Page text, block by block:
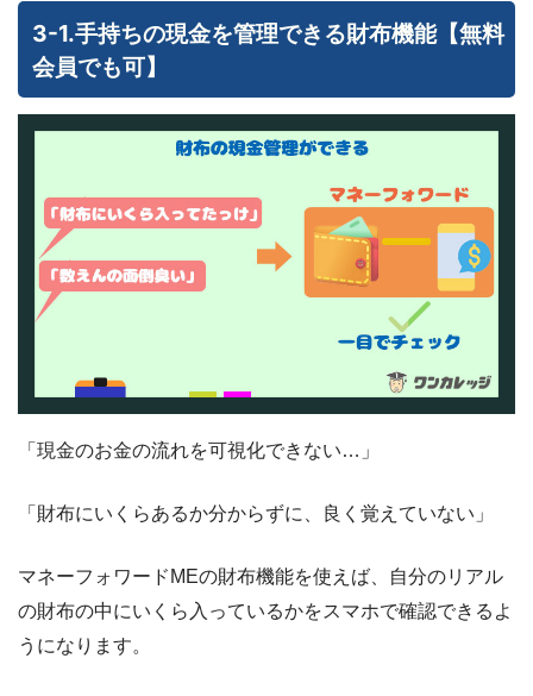
3-1.手持ちの現金を管理できる財布機能【無料
会員でも可】
「現金のお金の流れを可視化できない…」
「財布にいくらあるか分からずに、良く覚えていない」
マネーフォワードMEの財布機能を使えば、自分のリアル
の財布の中にいくら入っているかをスマホで確認できるよ
うになります。